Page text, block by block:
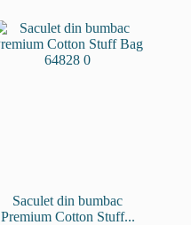
Saculet din bumbac
Premium Cotton Stuff...